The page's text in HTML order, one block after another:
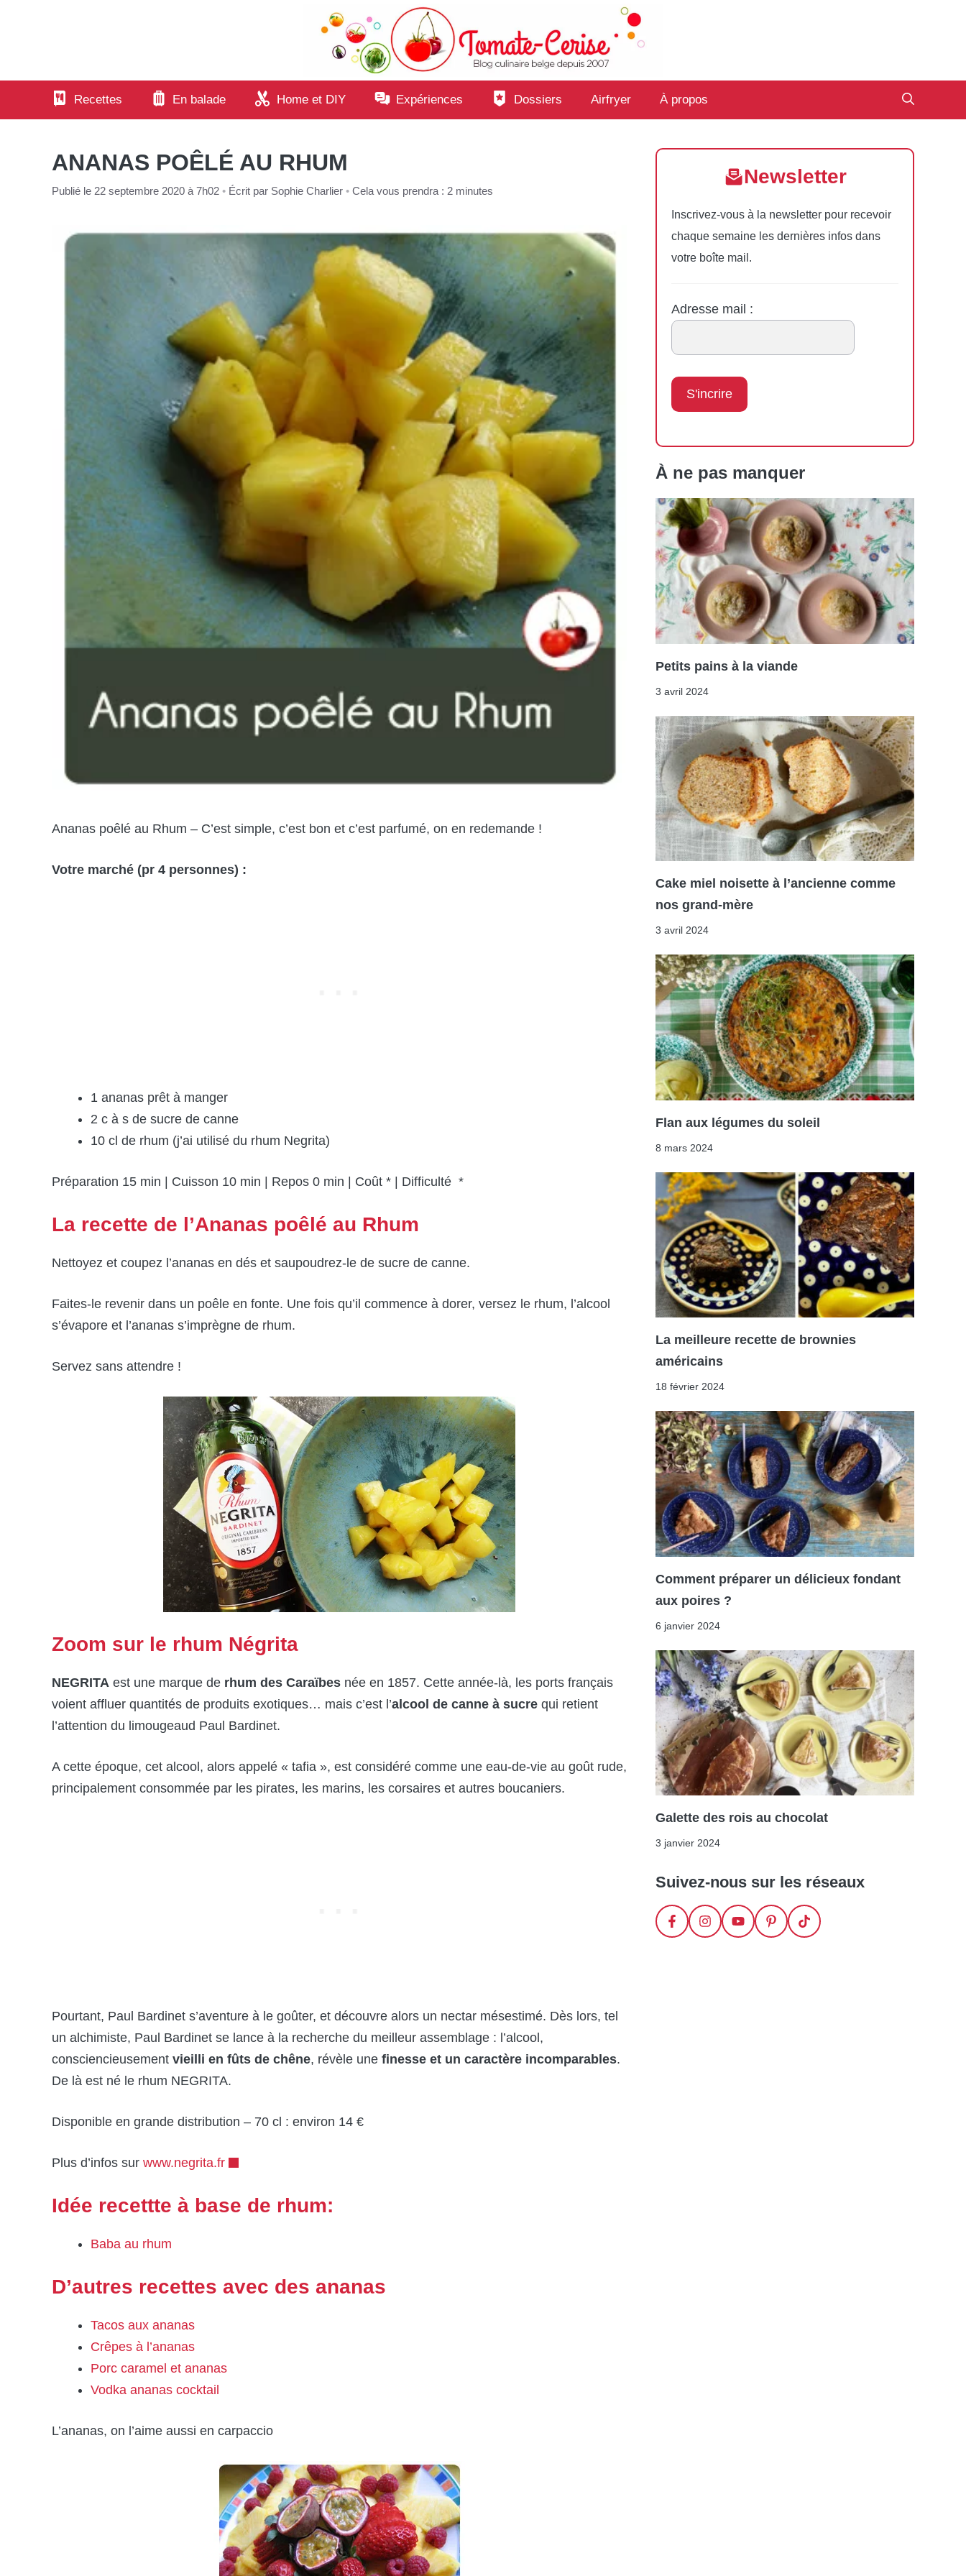
Recettes En balade Home et DIY Expériences Dossiers Airfryer À propos
ANANAS POÊLÉ AU RHUM
Publié le 22 septembre 2020 à 7h02 • Écrit par Sophie Charlier • Cela vous prendra : 2 minutes
Ananas poêlé au Rhum – C’est simple, c’est bon et c’est parfumé, on en redemande !
Votre marché (pr 4 personnes) :
1 ananas prêt à manger
2 c à s de sucre de canne
10 cl de rhum (j’ai utilisé du rhum Negrita)
Préparation 15 min | Cuisson 10 min | Repos 0 min | Coût * | Difficulté *
La recette de l’Ananas poêlé au Rhum
Nettoyez et coupez l’ananas en dés et saupoudrez-le de sucre de canne.
Faites-le revenir dans un poêle en fonte. Une fois qu’il commence à dorer, versez le rhum, l’alcool
s’évapore et l’ananas s’imprègne de rhum.
Servez sans attendre !
Zoom sur le rhum Négrita
NEGRITA est une marque de rhum des Caraïbes née en 1857. Cette année-là, les ports français
voient affluer quantités de produits exotiques… mais c’est l’alcool de canne à sucre qui retient
l’attention du limougeaud Paul Bardinet.
A cette époque, cet alcool, alors appelé « tafia », est considéré comme une eau-de-vie au goût rude,
principalement consommée par les pirates, les marins, les corsaires et autres boucaniers.
Pourtant, Paul Bardinet s’aventure à le goûter, et découvre alors un nectar mésestimé. Dès lors, tel
un alchimiste, Paul Bardinet se lance à la recherche du meilleur assemblage : l’alcool,
consciencieusement vieilli en fûts de chêne, révèle une finesse et un caractère incomparables.
De là est né le rhum NEGRITA.
Disponible en grande distribution – 70 cl : environ 14 €
Plus d’infos sur www.negrita.fr
Idée recettte à base de rhum:
Baba au rhum
D’autres recettes avec des ananas
Tacos aux ananas
Crêpes à l’ananas
Porc caramel et ananas
Vodka ananas cocktail
L’ananas, on l’aime aussi en carpaccio
Newsletter
Inscrivez-vous à la newsletter pour recevoir
chaque semaine les dernières infos dans
votre boîte mail.
Adresse mail :
À ne pas manquer
Petits pains à la viande
3 avril 2024
Cake miel noisette à l’ancienne comme
nos grand-mère
3 avril 2024
Flan aux légumes du soleil
8 mars 2024
La meilleure recette de brownies
américains
18 février 2024
Comment préparer un délicieux fondant
aux poires ?
6 janvier 2024
Galette des rois au chocolat
3 janvier 2024
Suivez-nous sur les réseaux